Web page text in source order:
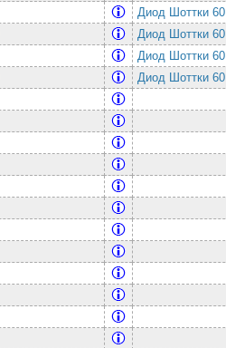
Диод Шоттки
Диод Шоттки
Диод Шоттки
Диод Шоттки